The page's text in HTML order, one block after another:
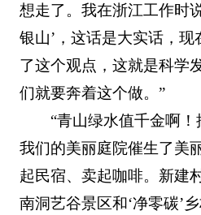
想走了。我在浙江工作时
银山’，这话是大实话，
了这个观点，这就是科学
们就要奔着这个做。”
“青山绿水值千金啊！
我们的美丽庭院催生了美
起民宿、卖起咖啡。新建
南洞艺谷景区和‘净零碳’